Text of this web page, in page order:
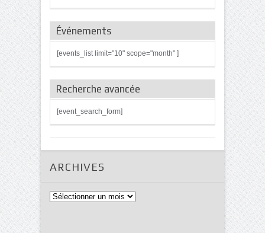
Événements
[events_list limit="10" scope="month" ]
Recherche avancée
[event_search_form]
ARCHIVES
Archives